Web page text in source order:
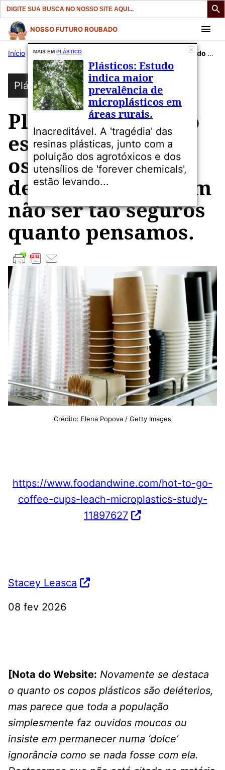
Search
for:
Pular
para
conteúdo
NOSSO FUTURO ROUBADO
Início » Publicações»Plástico Plásticos: Um novo estudo sugere que os copos de café descartáveis ​​podem não ser tão seguros quanto pensamos.
Plástico
Plásticos: Um novo
estudo sugere que
os copos de café
descartáveis ​​podem
não ser tão seguros
quanto pensamos.
Crédito: Elena Popova / Getty Images
https://www.foodandwine.com/hot-to-go-
coffee-cups-leach-microplastics-study-
11897627
Stacey Leasca
08 fev 2026
[Nota do Website: Novamente se destaca
o quanto os copos plásticos são deléterios,
mas parece que toda a população
simplesmente faz ouvidos moucos ou
insiste em permanecer numa ‘dolce’
ignorância como se nada fosse com ela.
MAIS EM PLÁSTICO
Plásticos: Estudo
indica maior
prevalência de
microplásticos em
áreas rurais.
Inacreditável. A 'tragédia' das
resinas plásticas, junto com a
poluição dos agrotóxicos e dos
utensílios de 'forever chemicals',
estão levando...